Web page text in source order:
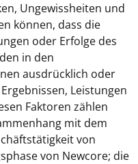
Ungewissheiten und
können, dass die
oder Erfolge des
in den
ausdrücklich oder
Leistungen
Faktoren zählen
mit dem
von
von Newcore; die